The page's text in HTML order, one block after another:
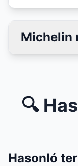
Michelin
🔍
Hasonló